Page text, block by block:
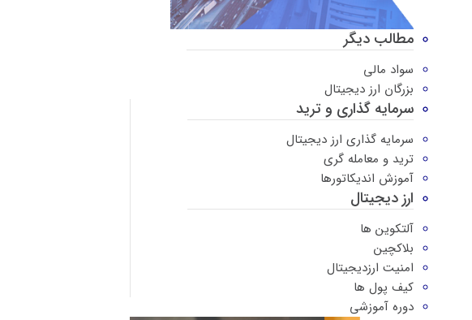
مطالب دیگر
سواد مالی
بزرگان ارز دیجیتال
سرمایه گذاری و ترید
سرمایه گذاری ارز دیجیتال
ترید و معامله گری
آموزش اندیکاتورها
ارز دیجیتال
آلتکوین ها
بلاکچین
امنیت ارزدیجیتال
کیف پول ها
دوره‌ آموزشی